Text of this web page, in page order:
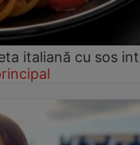
italiană cu sos